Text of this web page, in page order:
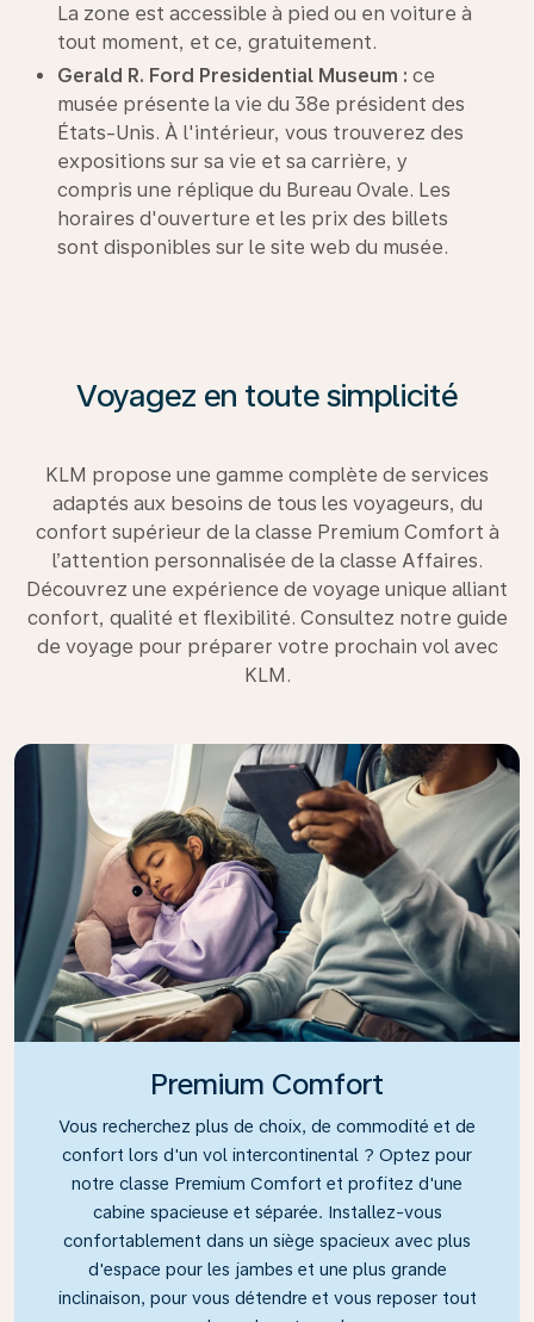
La zone est accessible à pied ou en voiture à
tout moment, et ce, gratuitement.
Gerald R. Ford Presidential Museum : ce
musée présente la vie du 38e président des
États-Unis. À l'intérieur, vous trouverez des
expositions sur sa vie et sa carrière, y
compris une réplique du Bureau Ovale. Les
horaires d'ouverture et les prix des billets
sont disponibles sur le site web du musée.
Voyagez en toute simplicité
KLM propose une gamme complète de services
adaptés aux besoins de tous les voyageurs, du
confort supérieur de la classe Premium Comfort à
l’attention personnalisée de la classe Affaires.
Découvrez une expérience de voyage unique alliant
confort, qualité et flexibilité. Consultez notre guide
de voyage pour préparer votre prochain vol avec
KLM.
Premium Comfort
Vous recherchez plus de choix, de commodité et de
confort lors d'un vol intercontinental ? Optez pour
notre classe Premium Comfort et profitez d'une
cabine spacieuse et séparée. Installez-vous
confortablement dans un siège spacieux avec plus
d'espace pour les jambes et une plus grande
inclinaison, pour vous détendre et vous reposer tout